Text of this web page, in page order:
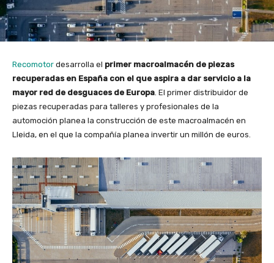
Recomotor desarrolla el primer macroalmacén de piezas
recuperadas en España con el que aspira a dar servicio a la
mayor red de desguaces de Europa . El primer distribuidor de
piezas recuperadas para talleres y profesionales de la
automoción planea la construcción de este macroalmacén en
Lleida, en el que la compañía planea invertir un millón de euros.